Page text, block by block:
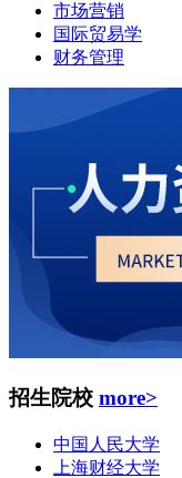
市场营销
国际贸易学
财务管理
招生院校 more>
中国人民大学
上海财经大学